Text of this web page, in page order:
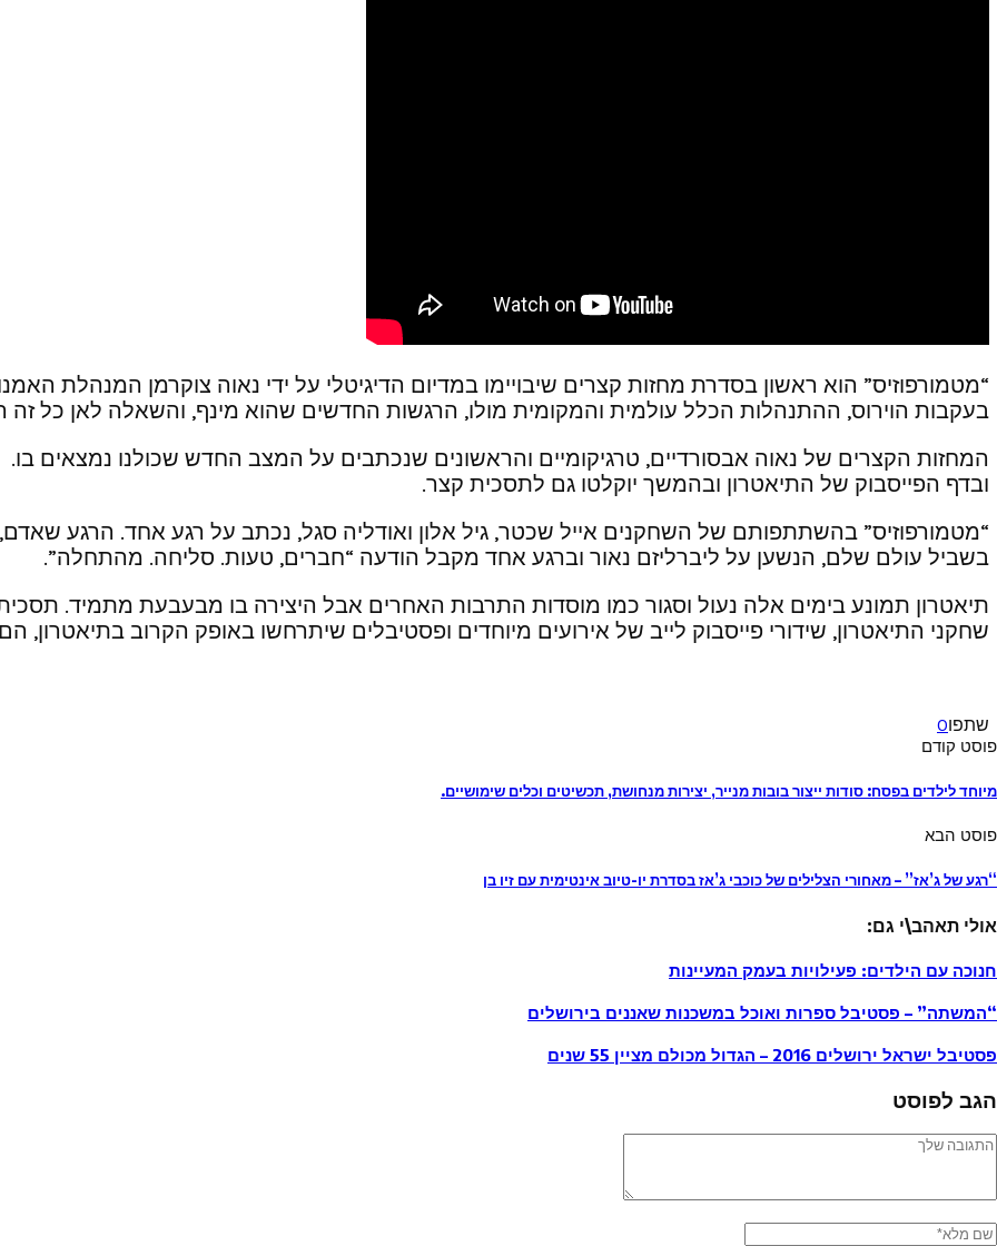
“מטמורפוזיס” הוא ראשון בסדרת מחזות קצרים שיבויימו במדיום הדיגיטלי על ידי נאוה צוקרמן המנהלת
בעקבות הוירוס, ההתנהלות הכלל עולמית והמקומית מולו, הרגשות החדשים שהוא מינף, והשאלה לאן כל זה
המחזות הקצרים של נאוה אבסורדיים, טרגיקומיים והראשונים שנכתבים על המצב החדש שכולנו נמצאים בו.
ובדף הפייסבוק של התיאטרון ובהמשך יוקלטו גם לתסכית קצר.
“מטמורפוזיס” בהשתתפותם של השחקנים אייל שכטר, גיל אלון ואודליה סגל, נכתב על רגע אחד. הרגע
בשביל עולם שלם, הנשען על ליברליזם נאור וברגע אחד מקבל הודעה “חברים, טעות. סליחה. מהתחלה”.
תיאטרון תמונע בימים אלה נעול וסגור כמו מוסדות התרבות האחרים אבל היצירה בו מבעבעת מתמיד.
שחקני התיאטרון, שידורי פייסבוק לייב של אירועים מיוחדים ופסטיבלים שיתרחשו באופק הקרוב
שתפו0
פוסט קודם
מיוחד לילדים בפסח: סודות ייצור בובות מנייר, יצירות מנחושת, תכשיטים וכלים שימושיים.
פוסט הבא
“רגע של ג’אז” – מאחורי הצלילים של כוכבי ג’אז בסדרת יו-טיוב אינטימית עם זיו בן
אולי תאהב\י גם:
חנוכה עם הילדים: פעילויות בעמק המעיינות
“המשתה” – פסטיבל ספרות ואוכל במשכנות שאננים בירושלים
פסטיבל ישראל ירושלים 2016 – הגדול מכולם מציין 55 שנים
הגב לפוסט